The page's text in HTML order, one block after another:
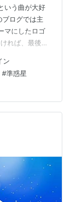
いう曲が大好
ブログでは主
マにしたロゴ
れば、最後ま
念日の概要 さ
いかがでしょ
ていただける
」にちなみ今回
に王冠を描い
ン
#準惑星